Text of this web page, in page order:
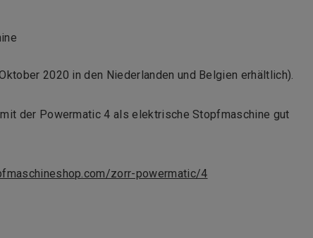
2020 in den Niederlanden und Belgien erhältlich).
der Powermatic 4 als elektrische Stopfmaschine gut
zorr-powermatic/4